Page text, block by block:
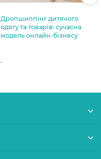
Дропшиппінг дитячого
одягу та товарів: сучасна
модель онлайн-бізнесу